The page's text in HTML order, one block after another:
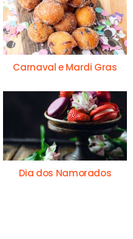
Carnaval e Mardi Gras
Dia dos Namorados